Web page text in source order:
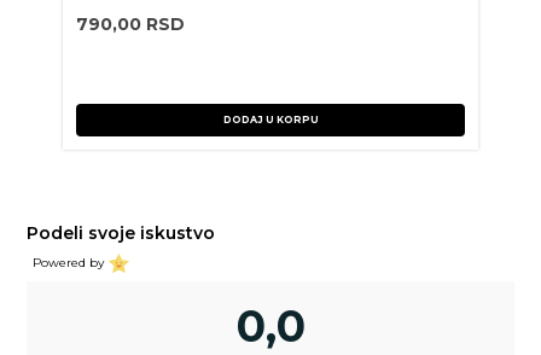
790,00 RSD
DODAJ U KORPU
Podeli svoje iskustvo
Powered by
0,0